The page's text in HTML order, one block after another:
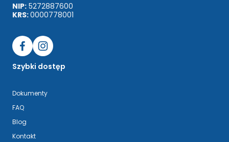
NIP: 5272887600
KRS:0000778001
Szybki dostęp
Dokumenty
FAQ
Blog
Kontakt